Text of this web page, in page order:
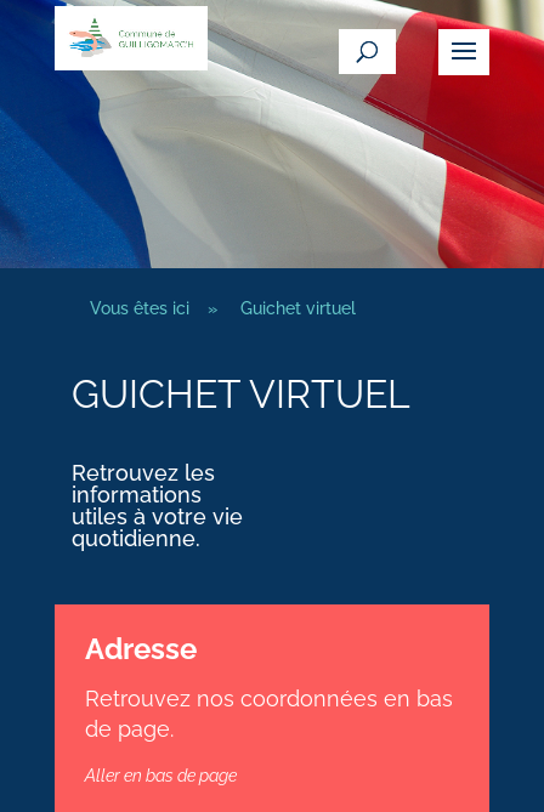
Vous êtes ici » Guichet virtuel
GUICHET VIRTUEL
Retrouvez les
informations
utiles à votre vie
quotidienne.
Adresse
Retrouvez nos coordonnées en bas
de page.
Aller en bas de page